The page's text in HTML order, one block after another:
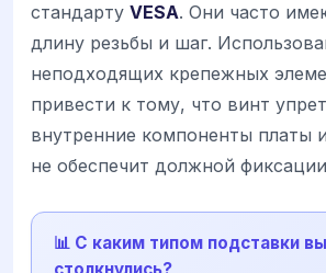
стандарту VESA. Они часто
длину резьбы и шаг.
неподходящих крепежных
привести к тому, что винт
внутренние компоненты платы
не обеспечит должной
📊 С каким типом подставки вы